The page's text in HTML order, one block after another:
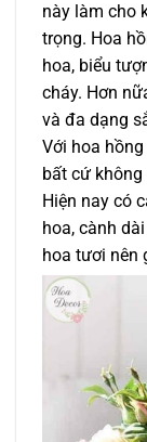
này làm cho
trọng. Hoa
hoa, biểu
cháy. Hơn
và đa dạng
Với hoa
bất cứ
Hiện nay có
hoa, cành
hoa tươi nên